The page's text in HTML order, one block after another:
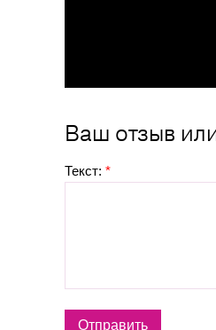
Ваш отзыв
Текст: *